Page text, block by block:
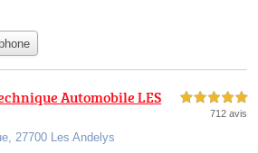
Automobile LES
27700 Les Andelys
5,0 étoiles sur 5
712 avis